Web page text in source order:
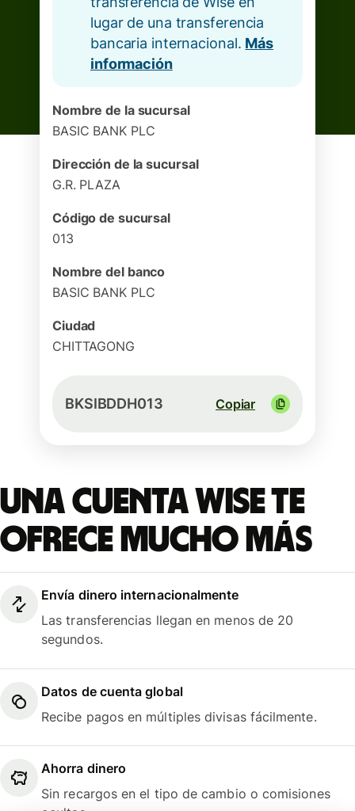
lugar de una transferencia
bancaria internacional. Más
información
Nombre de la sucursal
BASIC BANK PLC
Dirección de la sucursal
G.R. PLAZA
Código de sucursal
013
Nombre del banco
BASIC BANK PLC
Ciudad
CHITTAGONG
BKSIBDDH013 Copiar
Una cuenta Wise te
ofrece mucho más
Envía dinero internacionalmente
Las transferencias llegan en menos de 20
segundos.
Datos de cuenta global
Recibe pagos en múltiples divisas fácilmente.
Ahorra dinero
Sin recargos en el tipo de cambio o comisiones